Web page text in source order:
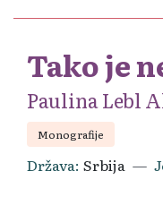
Tako je
Paulina Lebl
Monografije
Država Srbija